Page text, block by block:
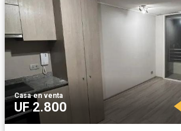
Casa·en venta
UF 2.800